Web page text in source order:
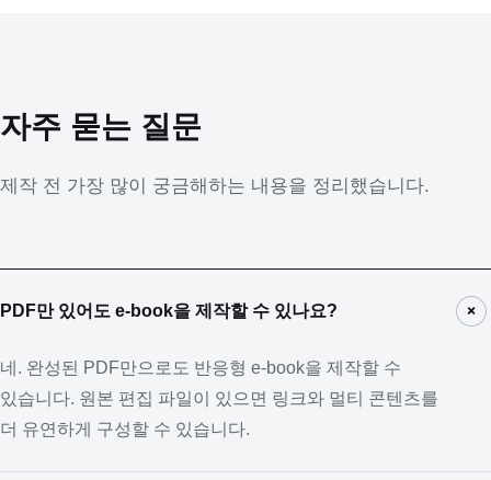
자주 묻는 질문
제작 전 가장 많이 궁금해하는 내용을 정리했습니다.
PDF만 있어도 e-book을 제작할 수 있나요? +
네. 완성된 PDF만으로도 반응형 e-book을 제작할 수
있습니다. 원본 편집 파일이 있으면 링크와 멀티 콘텐츠를
더 유연하게 구성할 수 있습니다.